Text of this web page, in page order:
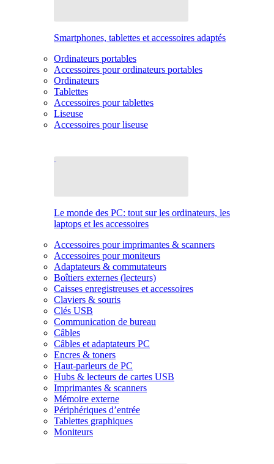
Smartphones, tablettes et accessoires adaptés
Ordinateurs portables
Accessoires pour ordinateurs portables
Ordinateurs
Tablettes
Accessoires pour tablettes
Liseuse
Accessoires pour liseuse
Le monde des PC: tout sur les ordinateurs, les
laptops et les accessoires
Accessoires pour imprimantes & scanners
Accessoires pour moniteurs
Adaptateurs & commutateurs
Boîtiers externes (lecteurs)
Caisses enregistreuses et accessoires
Claviers & souris
Clés USB
Communication de bureau
Câbles
Câbles et adaptateurs PC
Encres & toners
Haut-parleurs de PC
Hubs & lecteurs de cartes USB
Imprimantes & scanners
Mémoire externe
Périphériques d’entrée
Tablettes graphiques
Moniteurs